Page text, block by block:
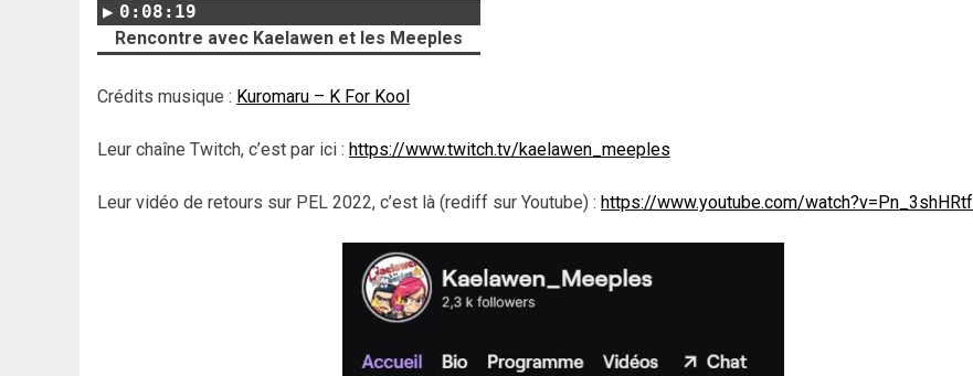
0:08:19
Rencontre avec Kaelawen et les Meeples
Crédits musique : Kuromaru – K For Kool
Leur chaîne Twitch, c’est par ici : https://www.twitch.tv/kaelawen_meeples
Leur vidéo de retours sur PEL 2022, c’est là (rediff sur Youtube) : https://www.youtube.com/watch?v=Pn_3shHRtfI